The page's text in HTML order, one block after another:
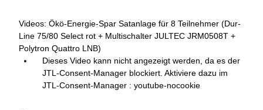
Videos: Ökö-Energie-Spar Satanlage für 8 Teilnehmer (Dur-
Line 75/80 Select rot + Multischalter JULTEC JRM0508T +
Polytron Quattro LNB)
Dieses Video kann nicht angezeigt werden, da es der
JTL-Consent-Manager blockiert. Aktiviere dazu im
JTL-Consent-Manager : youtube-nocookie